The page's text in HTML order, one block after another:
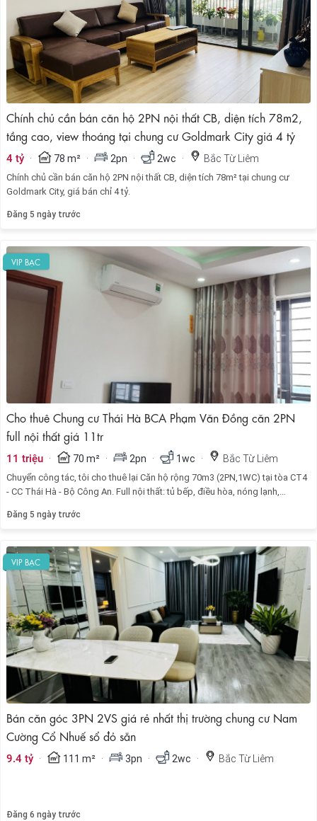
Chính chủ cần bán căn hộ 2PN nội thất CB, diện tích 78m2,
tầng cao, view thoáng tại chung cư Goldmark City giá 4 tỷ
4 tỷ · 78 m² · 2pn · 2wc · Bắc Từ Liêm
Chính chủ cần bán căn hộ 2PN nội thất CB, diện tích 78m² tại chung cư
Goldmark City, giá bán chỉ 4 tỷ.
Đăng 5 ngày trước
VIP BẠC
Cho thuê Chung cư Thái Hà BCA Phạm Văn Đồng căn 2PN
full nội thất giá 11tr
11 triệu · 70 m² · 2pn · 1wc · Bắc Từ Liêm
Chuyển công tác, tôi cho thuê lại Căn hộ rộng 70m3 (2PN,1WC) tại tòa CT4
- CC Thái Hà - Bộ Công An. Full nội thất: tủ bếp, điều hòa, nóng lạnh,
Đăng 5 ngày trước
VIP BẠC
Bán căn góc 3PN 2VS giá rẻ nhất thị trường chung cư Nam
Cường Cổ Nhuế sổ đỏ sẵn
9.4 tỷ · 111 m² · 3pn · 2wc · Bắc Từ Liêm
Đăng 6 ngày trước